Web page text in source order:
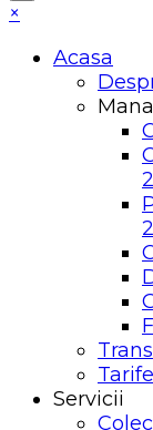
×
Acasa
Tarife
Servicii